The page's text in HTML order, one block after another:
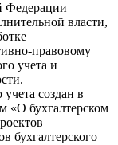
Федерации
власти,
правовому
учета и
создан в
«О бухгалтерском
бухгалтерского